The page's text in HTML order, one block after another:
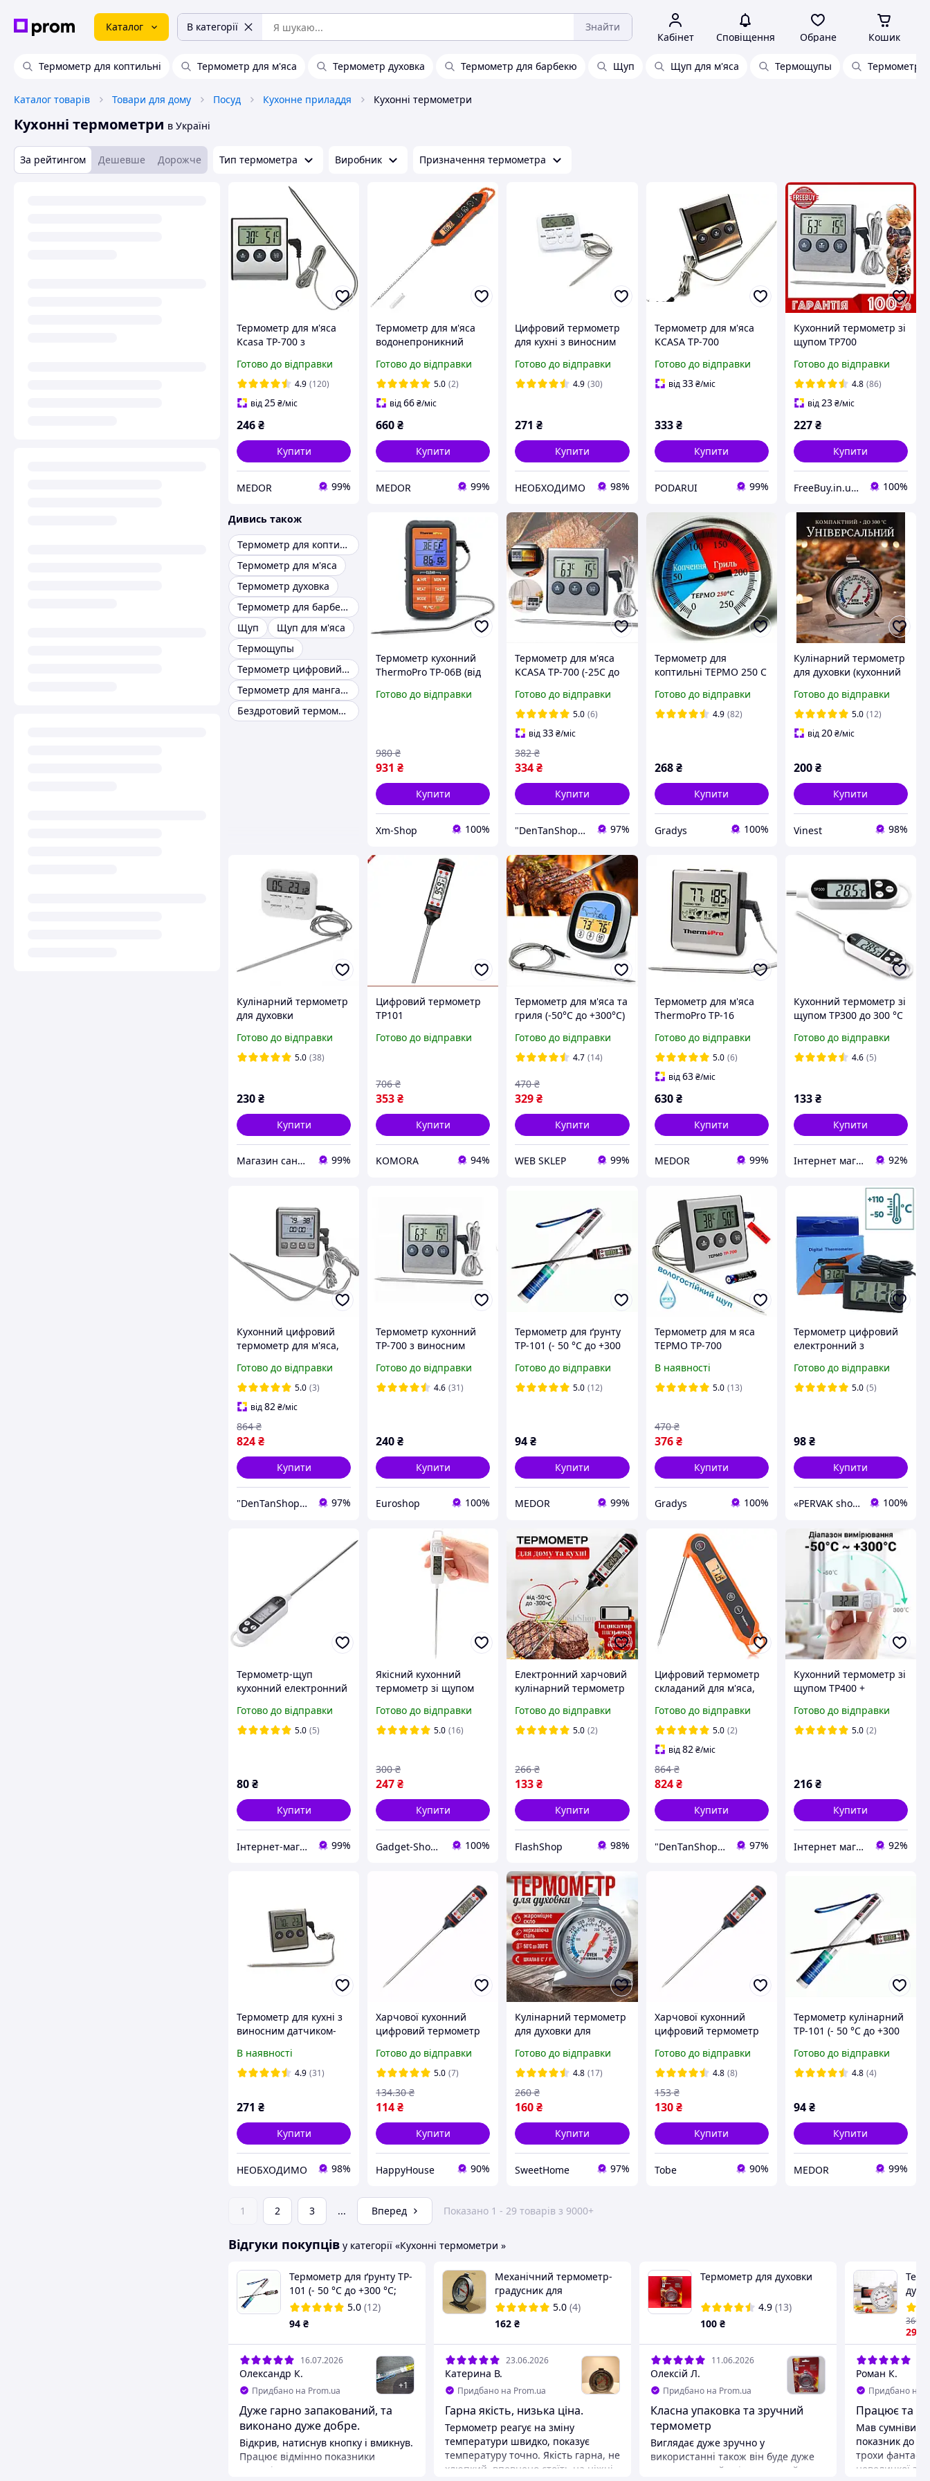
Каталог В категорії Знайти
Кабінет Сповіщення Обране Кошик
Термометр для коптильні Термометр для м'яса Термометр духовка Термометр для барбекю Щуп Щуп для м'яса Термощупы Термометр
Каталог товарів Товари для дому Посуд Кухонне приладдя Кухонні термометри
Кухонні термометри в Україні
За рейтингом Дешевше Дорожче Тип термометра Виробник Призначення термометра
Термометр для м'яса
Kcasa TP-700 з
(-25...250 °С)
Готово до відправки
4.9 (120)
від25₴/міс
246₴
Купити
MEDOR 99%
Термометр для м'яса
водонепроникний
(-50..+300 ºC)
Готово до відправки
5.0 (2)
від66₴/міс
660₴
Купити
MEDOR 99%
Цифровий термометр
для кухні з виносним
300 С. Таймер. ТА278
Готово до відправки
4.9 (30)
271 ₴
Купити
НЕОБХОДИМО 98%
Термометр для м'яса
KCASA TP-700
Готово до відправки
від33 ₴/міс
333 ₴
Купити
PODARUI 99%
Кухонний термометр зі
щупом TP700
Готово до відправки
4.8 (86)
від23₴/міс
227₴
Купити
FreeBuy.in.ua - Інтернет-магазин 100%
Дивись також
Термометр для коптильні
Термометр для м'яса
Термометр духовка
Термометр для барбекю
Щуп
Щуп для м'яса
Термощупы
Термометр цифровий з виносним щупом
Термометр для мангалу
Бездротовий термометр для м'яса
Термометр кухонний
ThermoPro TP-06B (від
виносним датчиком та
Готово до відправки
931 ₴
980 ₴
Купити
Xm-Shop 100%
Термометр для м'яса
KCASA TP-700 (-25C до
щупом із неіржавкої
сталі, з таймером і
магнітом
Готово до відправки
5.0 (6)
від33₴/міс
334₴
382 ₴
Купити
"DenTanShop" Інтернет магазин 97%
Термометр для
коптильні ТЕРМО 250 С
Готово до відправки
4.9 (82)
268 ₴
Купити
Gradys 100%
Кулінарний термометр
для духовки (кухонний
для печі)
Готово до відправки
5.0 (12)
від20₴/міс
200₴
Купити
Vinest 98%
Кулінарний термометр
для духовки
виносним щупом
Готово до відправки
5.0 (38)
230₴
Купити
Магазин сантехники Eurotherm 99%
Цифровий термометр
TP101
з зондом для кулінарії
Готово до відправки
353₴
706 ₴
Купити
KOMORA 94%
Термометр для м'яса та
гриля (-50°C до +300°C)
таймером та магнітом
Готово до відправки
4.7 (14)
329₴
470 ₴
Купити
WEB SKLEP 99%
Термометр для м'яса
ThermoPro TP-16
Готово до відправки
5.0 (6)
від63 ₴/міс
630 ₴
Купити
MEDOR 99%
Кухонний термометр зі
щупом TP300 до 300 °C
Готово до відправки
4.6 (5)
133₴
Купити
Інтернет магазин Брайт 92%
Кухонний цифровий
термометр для м'яса,
двома виносними
щупами,
сигналізатором,
магнітом
Готово до відправки
5.0 (3)
від82₴/міс
824₴
864 ₴
Купити
"DenTanShop" Інтернет магазин 97%
Термометр кухонний
TP-700 з виносним
сталі, -25C до +250,
кухонний термометр
Готово до відправки
4.6 (31)
240₴
Купити
Euroshop 100%
Термометр для ґрунту
TP-101 (- 50 °C до +300
великим дисплеєм
Готово до відправки
5.0 (12)
94₴
Купити
MEDOR 99%
Термометр для м яса
ТЕРМО TP-700
виносний
водонепроникний щуп
В наявності
5.0 (13)
376 ₴
470 ₴
Купити
Gradys 100%
Термометр цифровий
електронний з
Готово до відправки
5.0 (5)
98₴
Купити
«PERVAK shop» 100%
Термометр-щуп
кухонний електронний
Готово до відправки
5.0 (5)
80₴
Купити
Інтернет-магазин "ТАУТОРГ" 99%
Якісний кухонний
термометр зі щупом
пластиковий тубус для
зберігання
Готово до відправки
5.0 (16)
247₴
300 ₴
Купити
Gadget-Shop - інтернет магазин гаджетів та аксесуарів 100%
Електронний харчовий
кулінарний термометр
Готово до відправки
5.0 (2)
133₴
266 ₴
Купити
FlashShop 98%
Цифровий термометр
складаний для м'яса,
ThermoPro TP03H (-50
°C... 300 °C) IP65 з
магнітом
Готово до відправки
5.0 (2)
від82 ₴/міс
824 ₴
864 ₴
Купити
"DenTanShop" Інтернет магазин 97%
Кухонний термометр зі
щупом TP400 +
зберігання
Готово до відправки
5.0 (2)
216₴
Купити
Інтернет магазин Брайт 92%
Термометр для кухні з
виносним датчиком-
В наявності
4.9 (31)
271 ₴
Купити
НЕОБХОДИМО 98%
Харчової кухонний
цифровий термометр
Готово до відправки
5.0 (7)
114₴
134.30 ₴
Купити
HappyHouse 90%
Кулінарний термометр
для духовки для
температурою
Готово до відправки
4.8 (17)
160₴
260 ₴
Купити
SweetHome 97%
Харчової кухонний
цифровий термометр
Готово до відправки
4.8 (8)
130 ₴
153 ₴
Купити
Tobe 90%
Термометр кулінарний
TP-101 (- 50 °C до +300
великим дисплеєм
Готово до відправки
4.8 (4)
94₴
Купити
MEDOR 99%
1 2 3 ... Вперед Показано 1 - 29 товарів з 9000+
Відгуки покупців у категорії «Кухонні термометри »
Термометр для ґрунту TP-
101 (- 50 °C до +300 °C;
щуп 145 мм) з великим
дисплеєм
5.0 (12)
94 ₴
16.07.2026
Олександр К.
Придбано на Prom.ua +1
Дуже гарно запакований, та
виконано дуже добре.
Відкрив, натиснув кнопку і вмикнув.
Працює відмінно показники
градусів дуже здивували градус в
Механічний термометр-
градусник для
холодильника,
морозильної камери,
-30°C +30°C, Цельсій/
Фаренгейт
5.0 (4)
162 ₴
23.06.2026
Катерина В.
Придбано на Prom.ua
Гарна якість, низька ціна.
Термометр реагує на зміну
температури швидко, показує
температуру точно. Якість гарна, не
хлюпкий, впевнено стоїть на ніжці,
Термометр для духовки
4.9 (13)
100 ₴
11.06.2026
Олексій Л.
Придбано на Prom.ua
Класна упаковка та зручний
термометр
Виглядає дуже зручно у
використанні також він буде дуже
зручен, гарний універсальний
°C.
299
360
Роман К.
Придбано на
Працює та
Мав сумніви
показник до
трохи
невеличкої за